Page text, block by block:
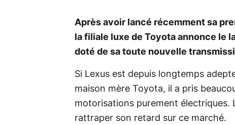
Après avoir lancé récemment sa
la filiale luxe de Toyota annonce le
doté de sa toute nouvelle
Si Lexus est depuis longtemps
maison mère Toyota, il a pris
motorisations purement
rattraper son retard sur ce marché.